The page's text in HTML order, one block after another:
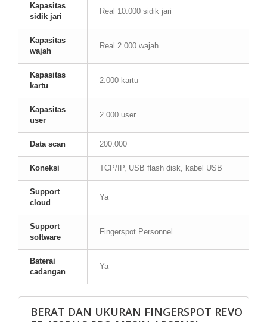
Kapasitas
sidik jari
Real 10.000 sidik jari
Kapasitas
wajah
Real 2.000 wajah
Kapasitas
kartu
2.000 kartu
Kapasitas
user
2.000 user
Data scan 200.000
Koneksi TCP/IP, USB flash disk, kabel USB
Support
cloud
Ya
Support
software
Fingerspot Personnel
Baterai
cadangan
Ya
BERAT DAN UKURAN FINGERSPOT REVO